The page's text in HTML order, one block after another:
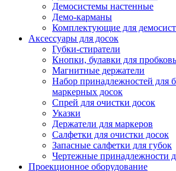
Демосистемы настенные
Демо-карманы
Комплектующие для
Аксессуары для досок
Губки-стиратели
Кнопки, булавки для
Магнитные держатели
Набор принадлежностей для
маркерных досок
Спрей для очистки досок
Указки
Держатели для маркеров
Салфетки для очистки досок
Запасные салфетки для губок
Чертежные принадлежности
Проекционное оборудование